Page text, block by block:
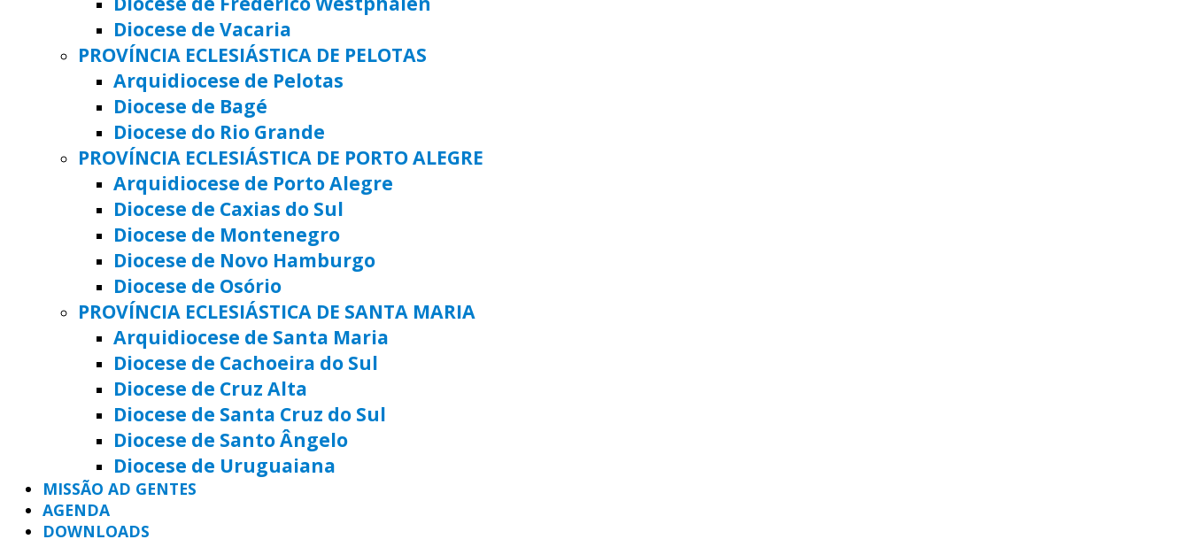
Diocese de Vacaria
PROVÍNCIA ECLESIÁSTICA DE PELOTAS
Arquidiocese de Pelotas
Diocese de Bagé
Diocese do Rio Grande
PROVÍNCIA ECLESIÁSTICA DE PORTO ALEGRE
Arquidiocese de Porto Alegre
Diocese de Caxias do Sul
Diocese de Montenegro
Diocese de Novo Hamburgo
Diocese de Osório
PROVÍNCIA ECLESIÁSTICA DE SANTA MARIA
Arquidiocese de Santa Maria
Diocese de Cachoeira do Sul
Diocese de Cruz Alta
Diocese de Santa Cruz do Sul
Diocese de Santo Ângelo
Diocese de Uruguaiana
MISSÃO AD GENTES
AGENDA
DOWNLOADS